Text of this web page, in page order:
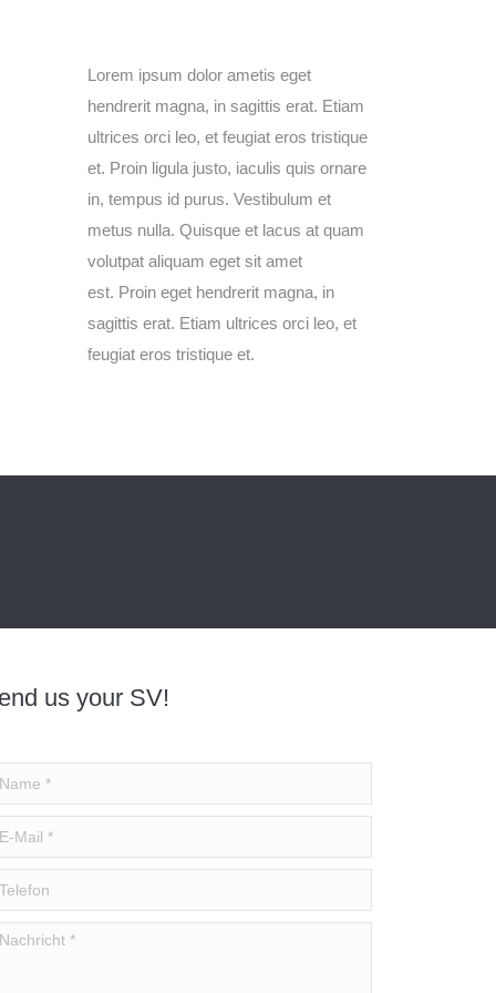
in
new
window
in
new
window
in
new
window
in
new
window
Lorem ipsum dolor ametis eget
hendrerit magna, in sagittis erat. Etiam
ultrices orci leo, et feugiat eros tristique
et. Proin ligula justo, iaculis quis ornare
in, tempus id purus. Vestibulum et
metus nulla. Quisque et lacus at quam
volutpat aliquam eget sit amet
est. Proin eget hendrerit magna, in
sagittis erat. Etiam ultrices orci leo, et
feugiat eros tristique et.
us your SV!
*
Mail *
*